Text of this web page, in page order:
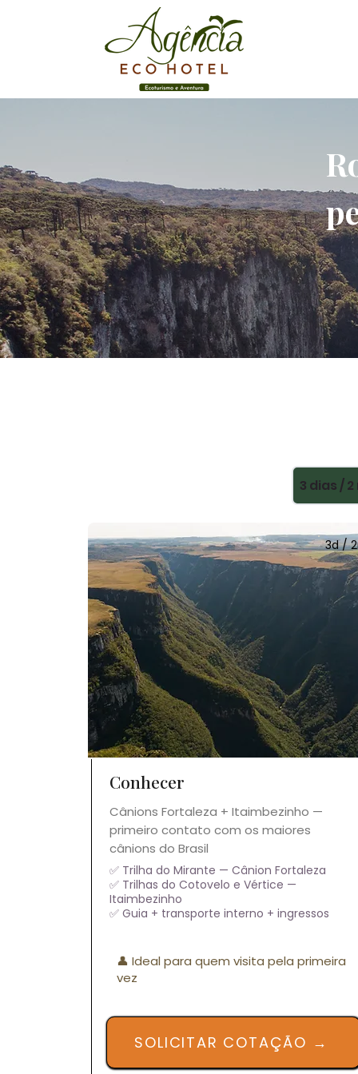
3 dias /
3d /
Conhecer
Cânions Fortaleza + Itaimbezinho —
primeiro contato com os maiores
cânions do Brasil
✅ Trilha do Mirante — Cânion Fortaleza
✅ Trilhas do Cotovelo e Vértice —
Itaimbezinho
✅ Guia + transporte interno + ingressos
👤 Ideal para quem visita pela primeira
vez
SOLICITAR COTAÇÃO →